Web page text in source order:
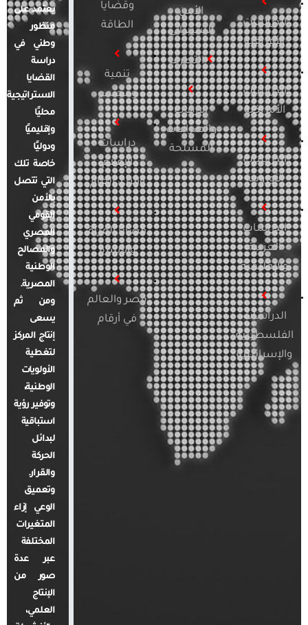
الدراسات
الأفريقية
الدراسات
الأمريكية
الدراسات
الأوروبية
الدراسات
العربية
والإقليمية
الدراسات
الفلسطينية
والإسرائيلية
الأمن
السيبراني
التطرف
الإرهاب
والصراعات
المسلحة
وقضايا
الطاقة
تنمية
ومجتمع
دراسات
الإعلام
والرأي العام
قضايا المرأة
والأسرة
مصر والعالم
في أرقام
يعتمد على
منظور
وطني في
دراسة
القضايا
الاستراتيجية
محليًا
وإقليميًا
ودوليًا
خاصة تلك
التي تتصل
بالأمن
القومي
المصري
والمصالح
الوطنية
المصرية.
ومن ثم
يسعى
إنتاج المركز
لتغطية
الأولويات
الوطنية،
وتوفير رؤية
استباقية
لبدائل
الحركة
والقرار.
وتعميق
الوعي إزاء
المتغيرات
المختلفة
عبر عدة
صور من
الإنتاج
العلمي،